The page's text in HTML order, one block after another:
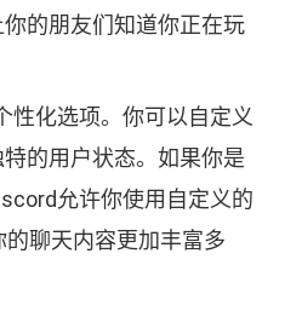
的朋友们知道你正在玩
性化选项。你可以自定义
的用户状态。如果你是
允许你使用自定义的
聊天内容更加丰富多